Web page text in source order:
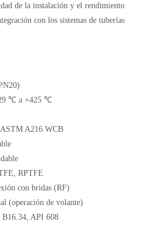
de la instalación y el rendimiento
con los sistemas de tuberías
℃ a +425 ℃
ASTM A216 WCB
RPTFE
con bridas (RF)
(operación de volante)
API 608